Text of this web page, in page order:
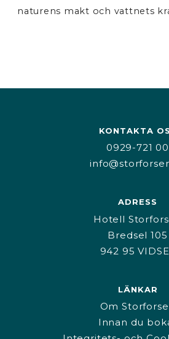
naturens makt och vattnets
KONTAKTA
0929-721 00
ADRESS
Hotell
Bredsel 105
942 95
LÄNKAR
Om
Innan du